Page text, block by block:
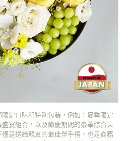
定口味和特別包裝，例如：夏季限定
宴組合，以及節慶期間的豪華綜合果
是送給親友的最佳伴手禮，也是商務